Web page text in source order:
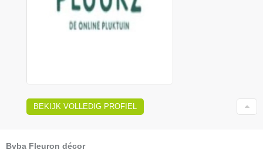
BEKIJK VOLLEDIG PROFIEL
Bvba Fleuron décor